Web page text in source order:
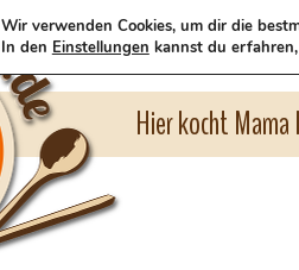
Hier kocht
Wir verwenden Cookies, um dir die
In den Einstellungen kannst du